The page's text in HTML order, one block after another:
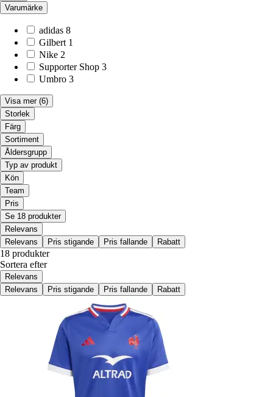
Varumärke
adidas 8
Gilbert 1
Nike 2
Supporter Shop 3
Umbro 3
Visa mer (6)
Storlek
Färg
Sortiment
Åldersgrupp
Typ av produkt
Kön
Team
Pris
Se 18 produkter
Relevans
Relevans
Pris stigande Pris fallande Rabatt
18 produkter
Sortera efter
Relevans
Relevans
Pris stigande Pris fallande Rabatt